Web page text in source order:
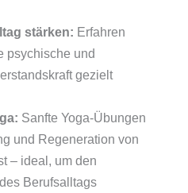
stärken: Erfahren
psychische und
gezielt
Sanfte Yoga-Übungen
und Regeneration von
– ideal, um den
Berufsalltags